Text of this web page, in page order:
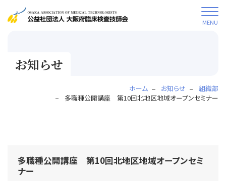
MENU
お知らせ
ホーム お知らせ
組織部
多職種公開講座 第10回北地区地域オープンセミナー
多職種公開講座 第10回北地区地域オープンセミ
ナー